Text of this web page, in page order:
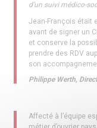
d’un suivi médico-
Jean-François était
avant de signer un
et conserve la
prendre des RDV
son
Philippe Werth,
Affecté à l’équipe